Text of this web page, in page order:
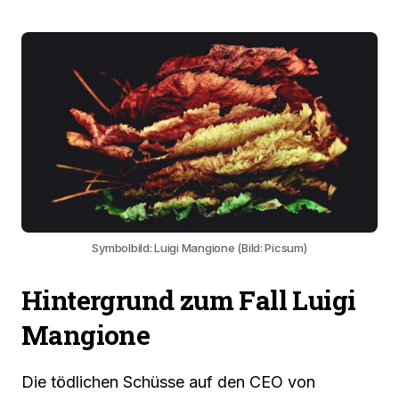
Symbolbild: Luigi Mangione (Bild: Picsum)
Hintergrund zum Fall Luigi
Mangione
Die tödlichen Schüsse auf den CEO von